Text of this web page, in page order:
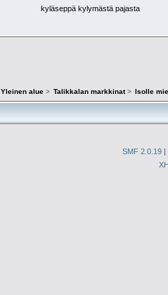
kyläseppä kylymästä pajasta
Yleinen alue> Talikkalan markkinat> Isolle
SMF 2.0.19 |